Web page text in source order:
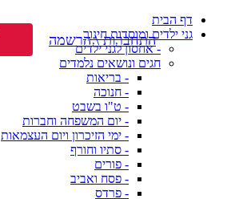
דף הבית
גני ילדים ומוסדות חינוך
- אחסון לגני ילדים
חגים ונושאים נלמדים
- בריאות
- חנוכה
- ט"ו בשבט
- יום המשפחה וחברות
- ימי הזיכרון ויום העצמאות
- סתיו וחורף
- פורים
- פסח ואביב
- פרדס
התחברות \ הרשמה